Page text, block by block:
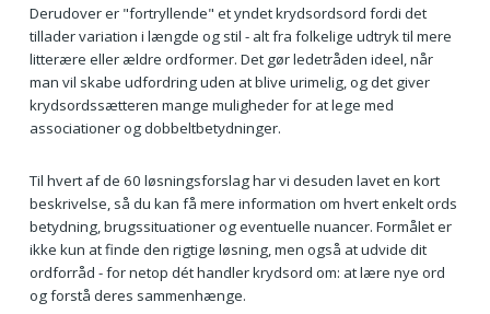
Derudover er "fortryllende" et yndet krydsordsord fordi det
tillader variation i længde og stil - alt fra folkelige udtryk til mere
litterære eller ældre ordformer. Det gør ledetråden ideel, når
man vil skabe udfordring uden at blive urimelig, og det giver
krydsordssætteren mange muligheder for at lege med
associationer og dobbeltbetydninger.
Til hvert af de 60 løsningsforslag har vi desuden lavet en kort
beskrivelse, så du kan få mere information om hvert enkelt ords
betydning, brugssituationer og eventuelle nuancer. Formålet er
ikke kun at finde den rigtige løsning, men også at udvide dit
ordforråd - for netop dét handler krydsord om: at lære nye ord
og forstå deres sammenhænge.